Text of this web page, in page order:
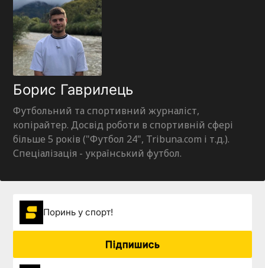
Борис Гаврилець
Футбольний та спортивний журналіст,
копірайтер. Досвід роботи в спортивній сфері
більше 5 років ("Футбол 24", Tribuna.com і т.д.).
Спеціалізація - український футбол.
Поринь у спорт!
Підпишись